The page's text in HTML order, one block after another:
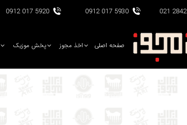
5930 017 0912
5920 017 0912
صفحه اصلی اخذ مجوز پخش موزیک